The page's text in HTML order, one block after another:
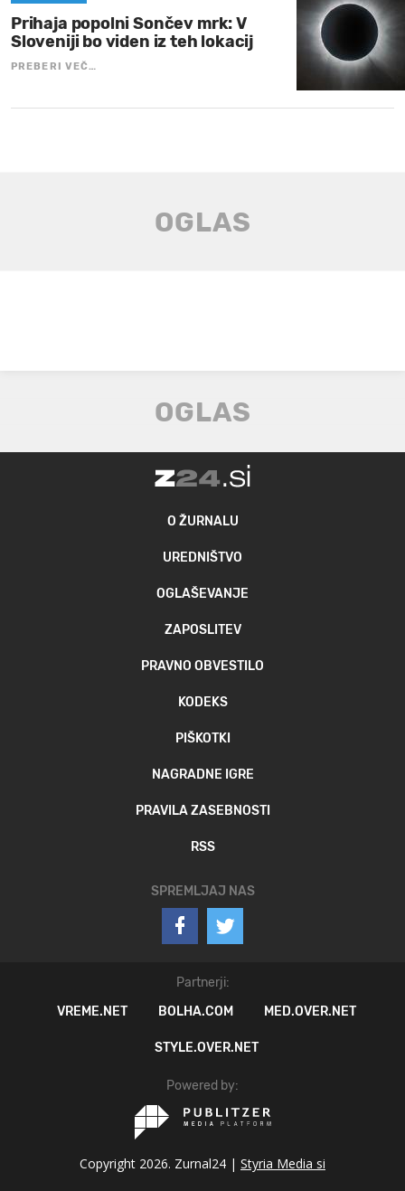
Prihaja popolni Sončev mrk: V
Sloveniji bo viden iz teh lokacij
PREBERI VEČ…
O ŽURNALU
UREDNIŠTVO
OGLAŠEVANJE
ZAPOSLITEV
PRAVNO OBVESTILO
KODEKS
PIŠKOTKI
NAGRADNE IGRE
PRAVILA ZASEBNOSTI
RSS
SPREMLJAJ NAS
Partnerji:
VREME.NET
BOLHA.COM MED.OVER.NET
STYLE.OVER.NET
Powered by:
Copyright 2026. Zurnal24 | Styria Media si